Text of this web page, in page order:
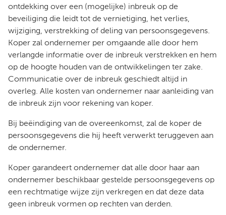
ontdekking over een (mogelijke) inbreuk op de
beveiliging die leidt tot de vernietiging, het verlies,
wijziging, verstrekking of deling van persoonsgegevens.
Koper zal ondernemer per omgaande alle door hem
verlangde informatie over de inbreuk verstrekken en hem
op de hoogte houden van de ontwikkelingen ter zake.
Communicatie over de inbreuk geschiedt altijd in
overleg. Alle kosten van ondernemer naar aanleiding van
de inbreuk zijn voor rekening van koper.
Bij beëindiging van de overeenkomst, zal de koper de
persoonsgegevens die hij heeft verwerkt teruggeven aan
de ondernemer.
Koper garandeert ondernemer dat alle door haar aan
ondernemer beschikbaar gestelde persoonsgegevens op
een rechtmatige wijze zijn verkregen en dat deze data
geen inbreuk vormen op rechten van derden.